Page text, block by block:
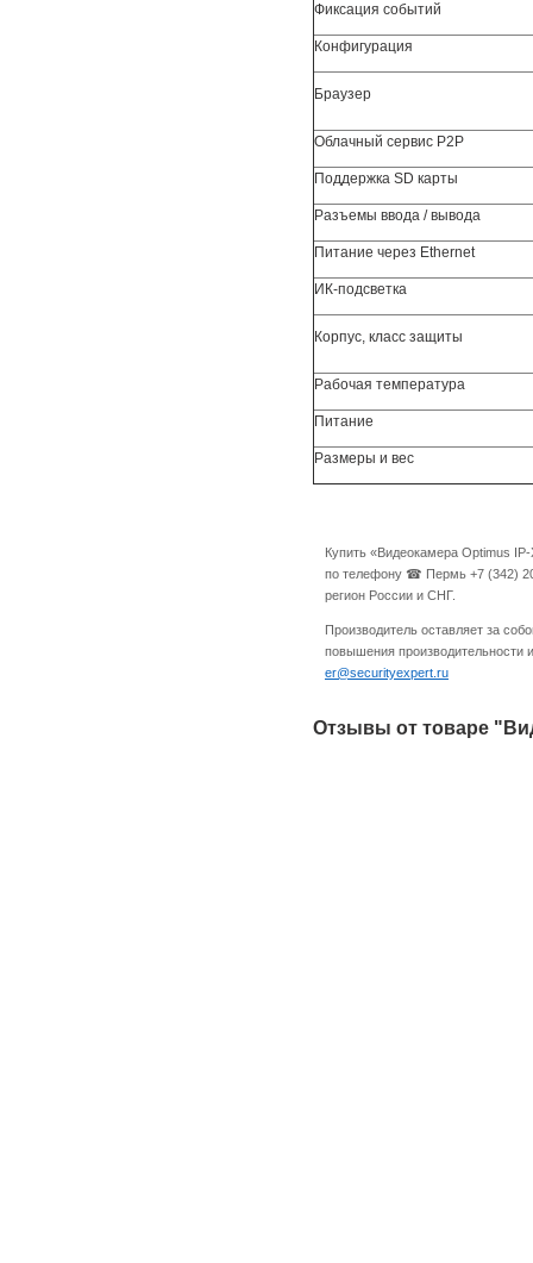
Фиксация событий
Конфигурация
Браузер
Облачный сервис P2P
Поддержка SD карты
Разъемы ввода / вывода
Питание через Ethernet
ИК-подсветка
Корпус, класс защиты
Рабочая температура
Питание
Размеры и вес
Купить «Видеокамера Optimus
по телефону ☎ Пермь +7 (342)
регион России и СНГ.
Производитель оставляет за
повышения производительности
er@securityexpert.ru
Отзывы от товаре